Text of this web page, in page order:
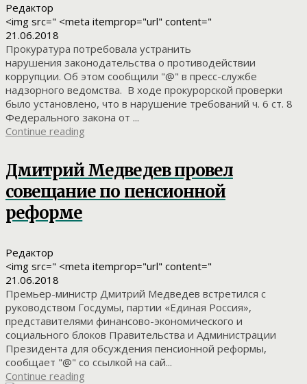
Редактор
<img src=" <meta itemprop="url" content="
21.06.2018
Прокуратура потребовала устранить
нарушения законодательства о противодействии
коррупции. Об этом сообщили "@" в пресс-службе
надзорного ведомства. В ходе прокурорской проверки
было установлено, что в нарушение требований ч. 6 ст. 8
Федерального закона от ...
Continue reading
Дмитрий Медведев провел
совещание по пенсионной
реформе
Редактор
<img src=" <meta itemprop="url" content="
21.06.2018
Премьер-министр Дмитрий Медведев встретился с
руководством Госдумы, партии «Единая Россия»,
представителями финансово-экономического и
социального блоков Правительства и Администрации
Президента для обсуждения пенсионной реформы,
сообщает "@" со ссылкой на сай...
Continue reading